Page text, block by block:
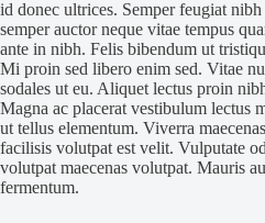
id donec ultrices. Semper feugiat
semper auctor neque vitae tempus
ante in nibh. Felis bibendum ut
Mi proin sed libero enim sed. Vitae
sodales ut eu. Aliquet lectus proin
Magna ac placerat vestibulum lectus
ut tellus elementum. Viverra
facilisis volutpat est velit. Vulputate
volutpat maecenas volutpat. Mauris
fermentum.